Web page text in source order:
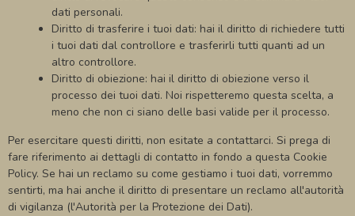
dati personali.
Diritto di trasferire i tuoi dati: hai il diritto di richiedere tutti
i tuoi dati dal controllore e trasferirli tutti quanti ad un
altro controllore.
Diritto di obiezione: hai il diritto di obiezione verso il
processo dei tuoi dati. Noi rispetteremo questa scelta, a
meno che non ci siano delle basi valide per il processo.
Per esercitare questi diritti, non esitate a contattarci. Si prega di
fare riferimento ai dettagli di contatto in fondo a questa Cookie
Policy. Se hai un reclamo su come gestiamo i tuoi dati, vorremmo
sentirti, ma hai anche il diritto di presentare un reclamo all'autorità
di vigilanza (l'Autorità per la Protezione dei Dati).